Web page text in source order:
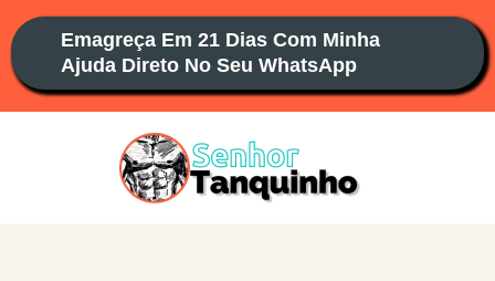
para
conteúdo
Emagreça Em 21 Dias Com Minha
Ajuda Direto No Seu WhatsApp